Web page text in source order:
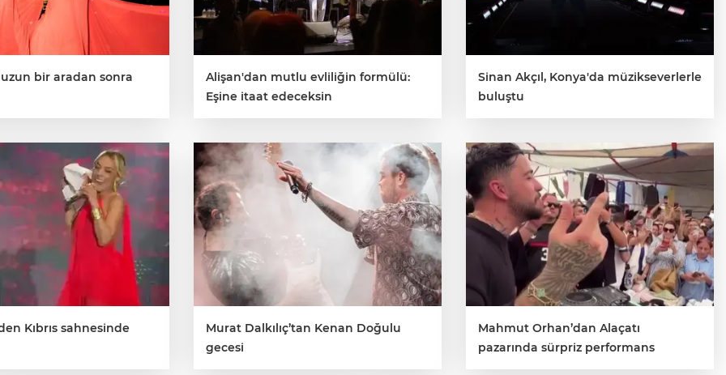
bir aradan sonra
Alişan'dan mutlu evliliğin formülü:
Eşine itaat edeceksin
Sinan Akçıl, Konya'da müzikseverlerle
buluştu
Kıbrıs sahnesinde
Murat Dalkılıç’tan Kenan Doğulu
gecesi
Mahmut Orhan’dan Alaçatı
pazarında sürpriz performans